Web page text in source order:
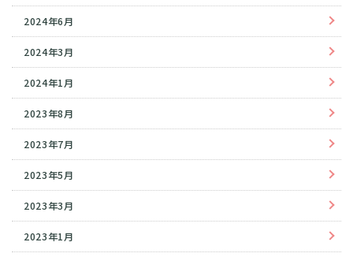
2024年6月
2024年3月
2024年1月
2023年8月
2023年7月
2023年5月
2023年3月
2023年1月